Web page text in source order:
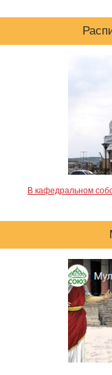
В кафедральном